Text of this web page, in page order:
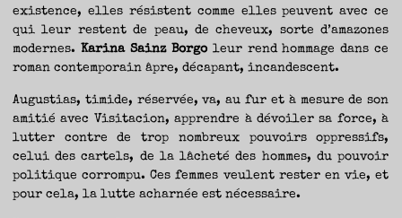
existence, elles résistent comme elles peuvent avec ce
qui leur restent de peau, de cheveux, sorte d’amazones
modernes. Karina Sainz Borgo leur rend hommage dans ce
roman contemporain âpre, décapant, incandescent.
Augustias, timide, réservée, va, au fur et à mesure de son
amitié avec Visitacion, apprendre à dévoiler sa force, à
lutter contre de trop nombreux pouvoirs oppressifs,
celui des cartels, de la lâcheté des hommes, du pouvoir
politique corrompu. Ces femmes veulent rester en vie, et
pour cela, la lutte acharnée est nécessaire.